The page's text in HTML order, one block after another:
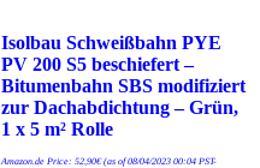
Isolbau Schweißbahn PYE
PV 200 S5 beschiefert –
Bitumenbahn SBS modifiziert
zur Dachabdichtung – Grün,
1 x 5 m² Rolle
Amazon.de Price: 52,90€(as of 08/04/2023 00:04 PST-